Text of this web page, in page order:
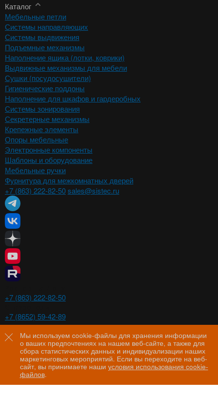
Мы используем cookie-файлы для хранения информации
о ваших предпочтениях на нашем веб-сайте, а также для
сбора статистических данных и индивидуализации наших
маркетинговых мероприятий. Если вы переходите на веб-
сайт, вы принимаете наши условия использования cookie-
файлов.
Каталог
Мебельные петли
Системы направляющих
Системы выдвижения
Подъемные механизмы
Наполнение ящика (лотки, коврики)
Выдвижные механизмы для мебели
Сушки (посудосушители)
Гигиенические поддоны
Наполнение для шкафов и гардеробных
Системы зонирования
Секретерные механизмы
Крепежные элементы
Опоры мебельные
Электронные компоненты
Шаблоны и оборудование
Мебельные ручки
Фурнитура для межкомнатных дверей
+7 (863) 222-82-50sales@sistec.ru
+7 (863) 222-82-50
+7 (8652) 59-42-89
Волгоград
+7 (8442) 29-00-21
Пятигорск
+7 (8793) 97-60-44